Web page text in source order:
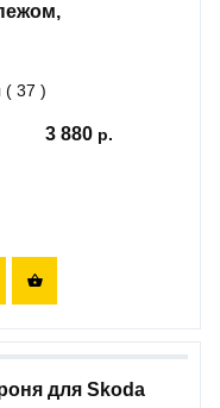
( 37 )
3 880

для Skoda